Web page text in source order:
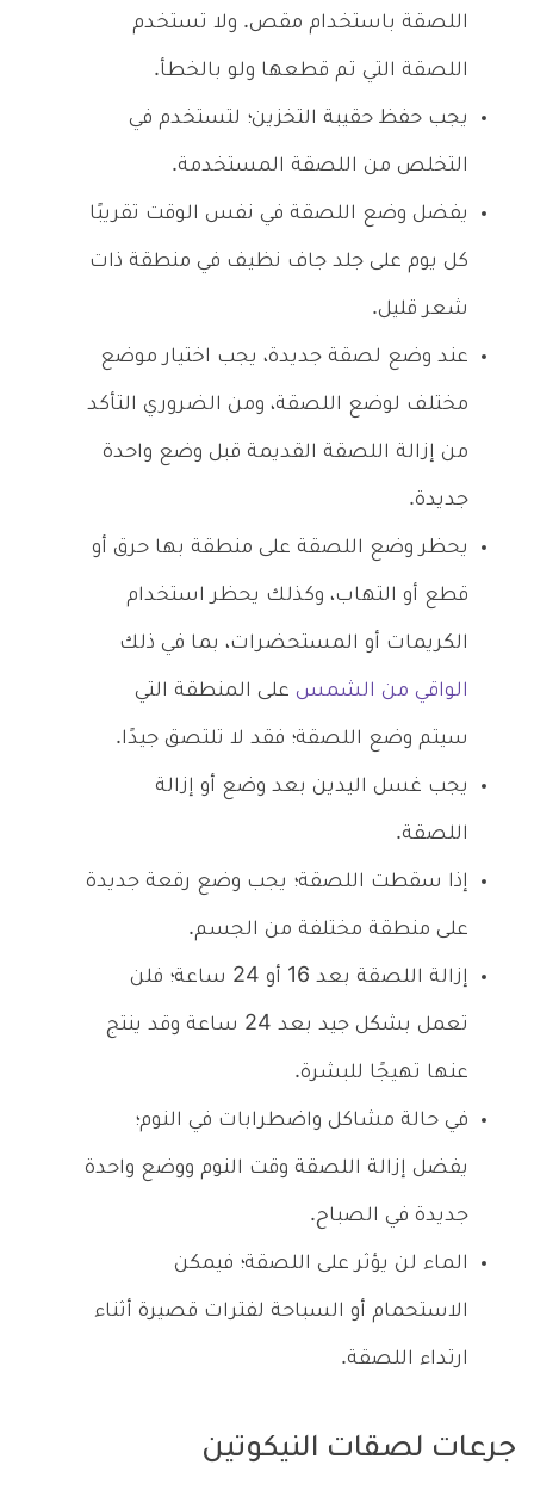
اللصقة باستخدام مقص. ولا تستخدم
اللصقة التي تم قطعها ولو بالخطأ.
يجب حفظ حقيبة التخزين؛ لتستخدم في
التخلص من اللصقة المستخدمة.
يفضل وضع اللصقة في نفس الوقت تقريبًا
كل يوم على جلد جاف نظيف في منطقة ذات
شعر قليل.
عند وضع لصقة جديدة، يجب اختيار موضع
مختلف لوضع اللصقة، ومن الضروري التأكد
من إزالة اللصقة القديمة قبل وضع واحدة
جديدة.
يحظر وضع اللصقة على منطقة بها حرق أو
قطع أو التهاب، وكذلك يحظر استخدام
الكريمات أو المستحضرات، بما في ذلك
الواقي من الشمس على المنطقة التي
سيتم وضع اللصقة؛ فقد لا تلتصق جيدًا.
يجب غسل اليدين بعد وضع أو إزالة
اللصقة.
إذا سقطت اللصقة؛ يجب وضع رقعة جديدة
على منطقة مختلفة من الجسم.
إزالة اللصقة بعد 16 أو 24 ساعة؛ فلن
تعمل بشكل جيد بعد 24 ساعة وقد ينتج
عنها تهيجًا للبشرة.
في حالة مشاكل واضطرابات في النوم؛
يفضل إزالة اللصقة وقت النوم ووضع واحدة
جديدة في الصباح.
الماء لن يؤثر على اللصقة؛ فيمكن
الاستحمام أو السباحة لفترات قصيرة أثناء
ارتداء اللصقة.
جرعات لصقات النيكوتين